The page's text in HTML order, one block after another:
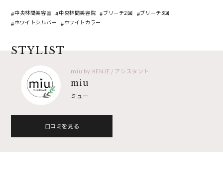
中央林間美容室 中央林間美容院 ブリーチ2回
ブリーチ3回
ホワイトシルバー
ホワイトカラー
STYLIST
miu by KENJE / アシスタント
miu
ミュー
口コミを見る